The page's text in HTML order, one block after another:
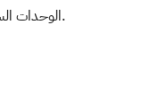
الوحدات السكنية للعوائل 28 – 29 مارس 2023م.